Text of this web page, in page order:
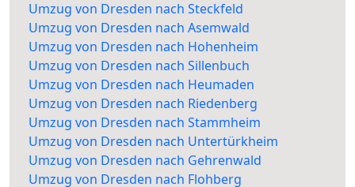
Umzug von Dresden nach Steckfeld
Umzug von Dresden nach Asemwald
Umzug von Dresden nach Hohenheim
Umzug von Dresden nach Sillenbuch
Umzug von Dresden nach Heumaden
Umzug von Dresden nach Riedenberg
Umzug von Dresden nach Stammheim
Umzug von Dresden nach Untertürkheim
Umzug von Dresden nach Gehrenwald
Umzug von Dresden nach Flohberg